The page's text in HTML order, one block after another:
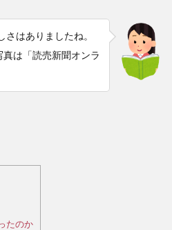
さはありましたね。
は「読売新聞オンラ
たのか